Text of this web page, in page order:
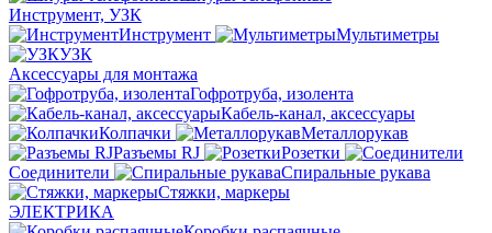
Инструмент, УЗК
Инструмент
Мультиметры
УЗК
Аксессуары для монтажа
Гофротруба, изолента
Кабель-канал, аксессуары
Колпачки
Металлорукав
Разъемы RJ
Розетки
Соединители
Спиральные рукава
Стяжки, маркеры
ЭЛЕКТРИКА